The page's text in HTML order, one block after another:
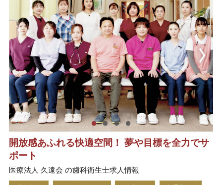
開放感あふれる快適空間！ 夢や目標を全力でサ
ポート
医療法人 久遠会 の歯科衛生士求人情報